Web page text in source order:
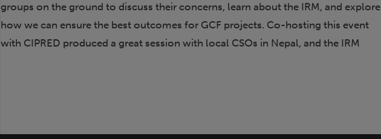
groups on the ground to discuss their concerns, learn about the IRM, and explore
how we can ensure the best outcomes for GCF projects. Co-hosting this event
with CIPRED produced a great session with local CSOs in Nepal, and the IRM